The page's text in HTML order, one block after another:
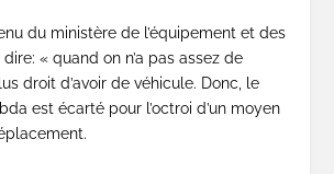
du ministère de l’équipement et des
« quand on n’a pas assez de
droit d’avoir de véhicule. Donc, le
est écarté pour l’octroi d’un moyen